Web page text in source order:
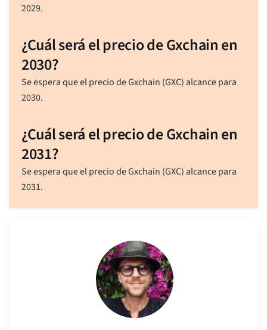
2029.
¿Cuál será el precio de Gxchain en
2030?
Se espera que el precio de Gxchain (GXC) alcance para
2030.
¿Cuál será el precio de Gxchain en
2031?
Se espera que el precio de Gxchain (GXC) alcance para
2031.